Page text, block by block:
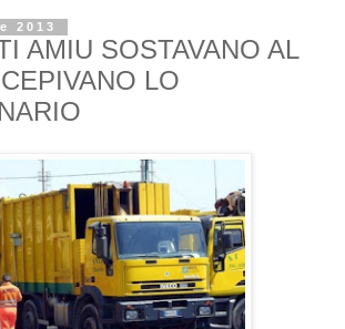
2013
AMIU SOSTAVANO AL
LO